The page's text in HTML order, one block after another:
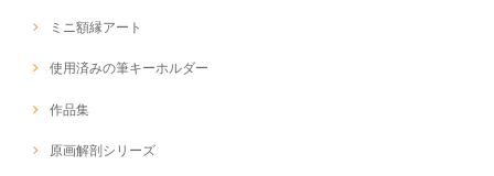
ミニ額縁アート
使用済みの筆キーホルダー
作品集
原画解剖シリーズ